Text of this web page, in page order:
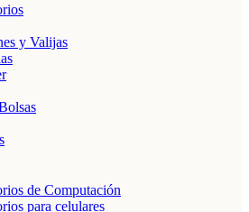
y Valijas
de Computación
para celulares